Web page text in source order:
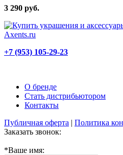
3 290 руб.
+7 (953) 105-29-23
О бренде
Стать дистрибьютором
Контакты
Публичная оферта | Политика
Заказать звонок:
*Ваше имя: